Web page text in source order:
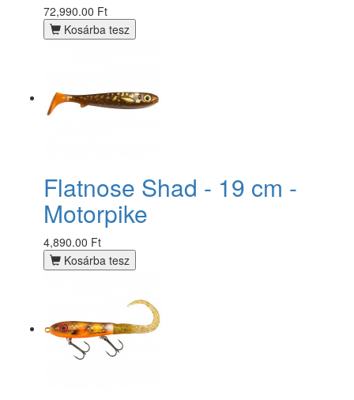
72,990.00 Ft
Kosárba tesz
Flatnose Shad - 19 cm -
Motorpike
4,890.00 Ft
Kosárba tesz